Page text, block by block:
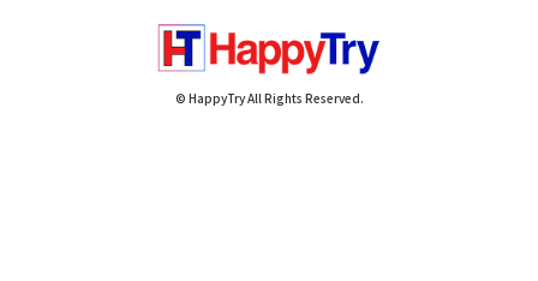
© HappyTry All Rights Reserved.